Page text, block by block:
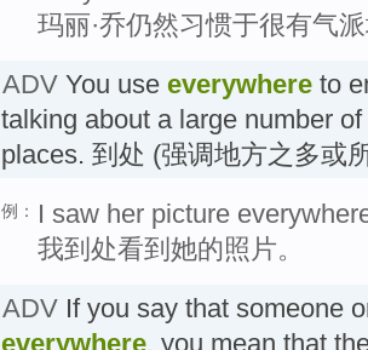
玛丽·乔仍然习惯于很有气
ADV You use everywhere to
talking about a large number
places. 到处 (强调地方之多或
例：
I saw her picture
我到处看到她的照片。
ADV If you say that someone
everywhere, you mean that